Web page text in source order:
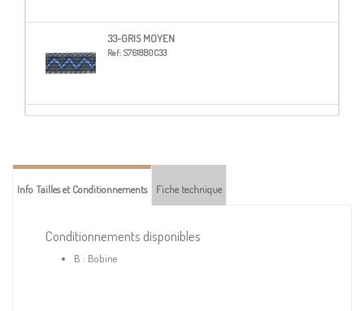
33-GRIS MOYEN
Ref: S7618B0C33
40-BEIGE
Info Tailles et Conditionnements Fiche technique
Conditionnements disponibles
B : Bobine